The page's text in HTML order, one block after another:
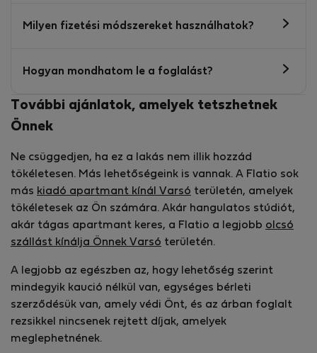
Milyen fizetési módszereket használhatok?
Hogyan mondhatom le a foglalást?
További ajánlatok, amelyek tetszhetnek
Önnek
Ne csüggedjen, ha ez a lakás nem illik hozzád
tökéletesen. Más lehetőségeink is vannak. A Flatio sok
más kiadó apartmant kínál Varsó területén, amelyek
tökéletesek az Ön számára. Akár hangulatos stúdiót,
akár tágas apartmant keres, a Flatio a legjobb olcsó
szállást kínálja Önnek Varsó területén.
A legjobb az egészben az, hogy lehetőség szerint
mindegyik kaució nélkül van, egységes bérleti
szerződésük van, amely védi Önt, és az árban foglalt
rezsikkel nincsenek rejtett díjak, amelyek
meglephetnének.